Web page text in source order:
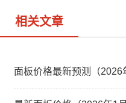
相关文章
面板价格最新预测（2026